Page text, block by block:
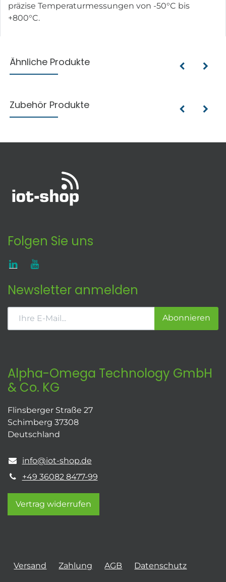
präzise Temperaturmessungen von -50°C bis
+800°C.
Ähnliche Produkte
Zubehör Produkte
Folgen Sie uns
Newsletter anmelden
Abonnieren
Alpha-Omega Technology GmbH
& Co. KG
Flinsberger Straße 27
Schimberg 37308
Deutschland
info@iot-shop.de
+49 36082 8477-99
Vertrag widerrufen
Versand Zahlung AGB Datenschutz